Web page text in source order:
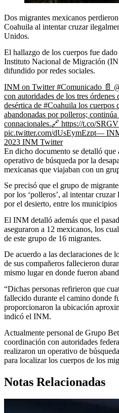
Dos migrantes mexicanos
Coahuila al intentar cruzar
Unidos.
El hallazgo de los cuerpos fue
Instituto Nacional de Migración
difundido por redes sociales.
INM on Twitter #Comunicado 📄
con autoridades de los tres
desértica de #Coahuila los cuerpos
abandonadas por polleros;
connacionales.🔗 https://t.co/
pic.twitter.com/dUsEymEzpt—
2023 INM Twitter
En dicho documento se detalló que
operativo de búsqueda por la
mexicanas que viajaban con un
Se precisó que el grupo de
por los ‘polleros’, al intentar
por el desierto, entre los
El INM detalló además que el
aseguraron a 12 mexicanos, los
de este grupo de 16 migrantes.
De acuerdo a las declaraciones de
de sus compañeros fallecieron
mismo lugar en donde fueron
“Dichas personas refirieron que
fallecido durante el camino donde
proporcionaron la ubicación
indicó el INM.
Actualmente personal de Grupo
coordinación con autoridades
realizaron un operativo de
para localizar los cuerpos de los
Notas Relacionadas